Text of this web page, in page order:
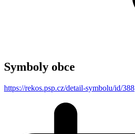
Symboly obce
https://rekos.psp.cz/detail-symbolu/id/388